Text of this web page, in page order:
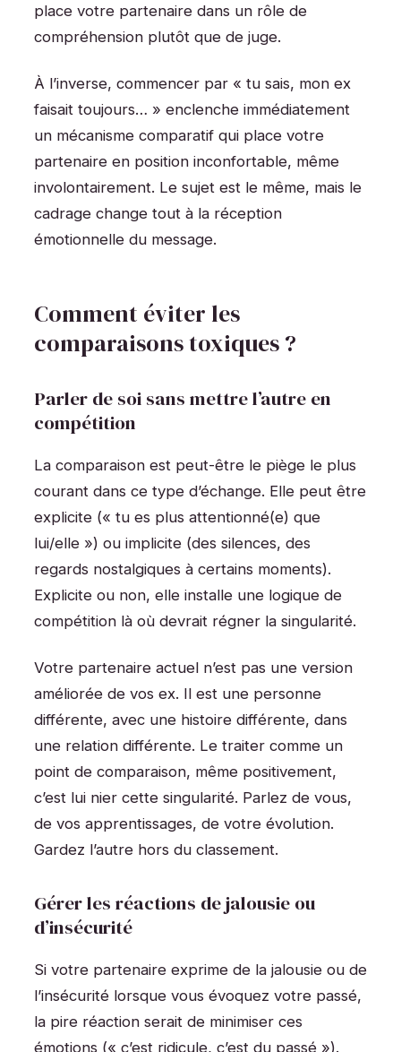
place votre partenaire dans un rôle de
compréhension plutôt que de juge.
À l’inverse, commencer par « tu sais, mon ex
faisait toujours… » enclenche immédiatement
un mécanisme comparatif qui place votre
partenaire en position inconfortable, même
involontairement. Le sujet est le même, mais le
cadrage change tout à la réception
émotionnelle du message.
Comment éviter les
comparaisons toxiques ?
Parler de soi sans mettre l’autre en
compétition
La comparaison est peut-être le piège le plus
courant dans ce type d’échange. Elle peut être
explicite (« tu es plus attentionné(e) que
lui/elle ») ou implicite (des silences, des
regards nostalgiques à certains moments).
Explicite ou non, elle installe une logique de
compétition là où devrait régner la singularité.
Votre partenaire actuel n’est pas une version
améliorée de vos ex. Il est une personne
différente, avec une histoire différente, dans
une relation différente. Le traiter comme un
point de comparaison, même positivement,
c’est lui nier cette singularité. Parlez de vous,
de vos apprentissages, de votre évolution.
Gardez l’autre hors du classement.
Gérer les réactions de jalousie ou
d’insécurité
Si votre partenaire exprime de la jalousie ou de
l’insécurité lorsque vous évoquez votre passé,
la pire réaction serait de minimiser ces
émotions (« c’est ridicule, c’est du passé »).